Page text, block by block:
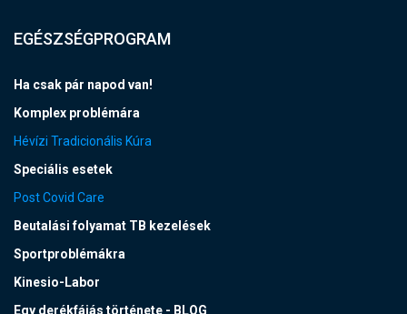
EGÉSZSÉGPROGRAM
Ha csak pár napod van!
Komplex problémára
Hévízi Tradicionális Kúra
Speciális esetek
Post Covid Care
Beutalási folyamat TB kezelések
Sportproblémákra
Kinesio-Labor
Egy derékfájás története - BLOG